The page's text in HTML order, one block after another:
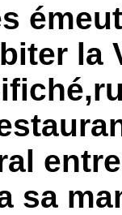
la
sa